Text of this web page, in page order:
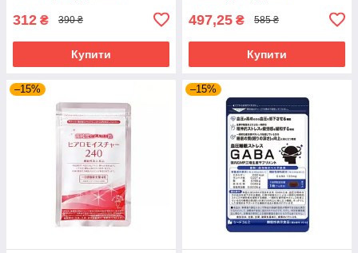
312 ₴ 390 ₴
Купити
497,25 ₴ 585 ₴
Купити
–15% –15%